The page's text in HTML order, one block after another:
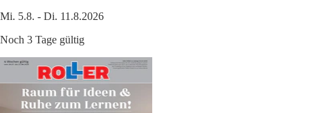
Mi. 5.8. - Di. 11.8.2026
Noch 3 Tage gültig